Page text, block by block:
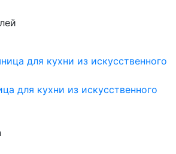
для кухни из искусственного